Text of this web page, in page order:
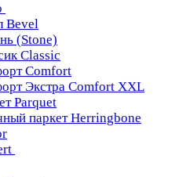
Bevel
(Stone)
Classic
Comfort
Экстра Comfort XXL
Parquet
паркет Herringbone